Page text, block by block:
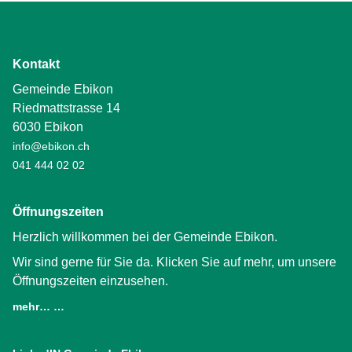
Kontakt
Gemeinde Ebikon
Riedmattstrasse 14
6030 Ebikon
info@ebikon.ch
041 444 02 02
Öffnungszeiten
Herzlich willkommen bei der Gemeinde Ebikon.
Wir sind gerne für Sie da. Klicken Sie auf mehr, um unsere
Öffnungszeiten einzusehen.
mehr… …